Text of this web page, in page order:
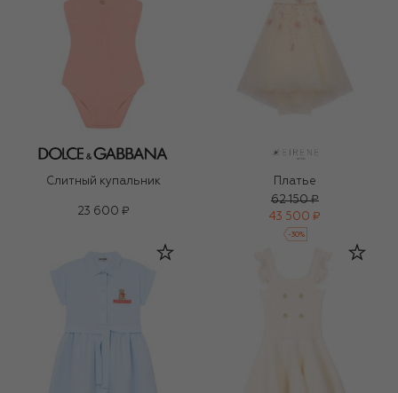
Слитный купальник
23 600 ₽
Платье
62 150 ₽
43 500 ₽
-30%